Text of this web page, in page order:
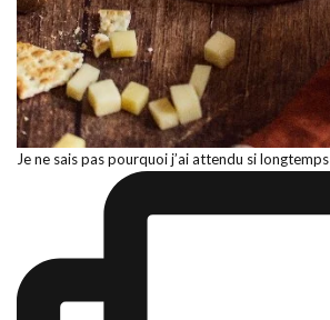
Je ne sais pas pourquoi j’ai attendu si longtemps